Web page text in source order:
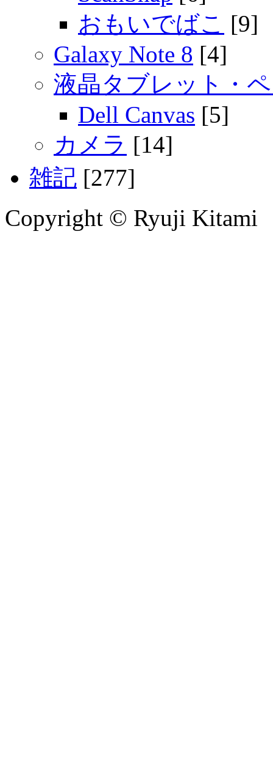
おもいでばこ [9]
Galaxy Note 8 [4]
液晶タブレット・
Dell Canvas [5]
カメラ [14]
雑記 [277]
Copyright © Ryuji Kitami